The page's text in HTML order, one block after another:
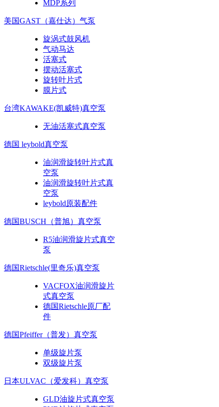
MDP系列
美国GAST（嘉仕达）气泵
旋涡式鼓风机
气动马达
活塞式
摆动活塞式
旋转叶片式
膜片式
台湾KAWAKE(凯威特)真空泵
无油活塞式真空泵
德国 leybold真空泵
油润滑旋转叶片式真
空泵
油润滑旋转叶片式真
空泵
leybold原装配件
德国BUSCH（普旭）真空泵
R5油润滑旋片式真空
泵
德国Rietschle(里奇乐)真空泵
VACFOX油润滑旋片
式真空泵
德国Rietschle原厂配
件
德国Pfeiffer（普发）真空泵
单级旋片泵
双级旋片泵
日本ULVAC（爱发科）真空泵
GLD油旋片式真空泵